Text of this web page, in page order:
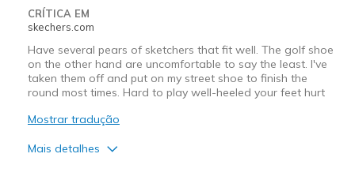
CRÍTICA EM
skechers.com
Have several pears of sketchers that fit well. The golf shoe
on the other hand are uncomfortable to say the least. I've
taken them off and put on my street shoe to finish the
round most times. Hard to play well-heeled your feet hurt
Mostrar tradução
Mais detalhes